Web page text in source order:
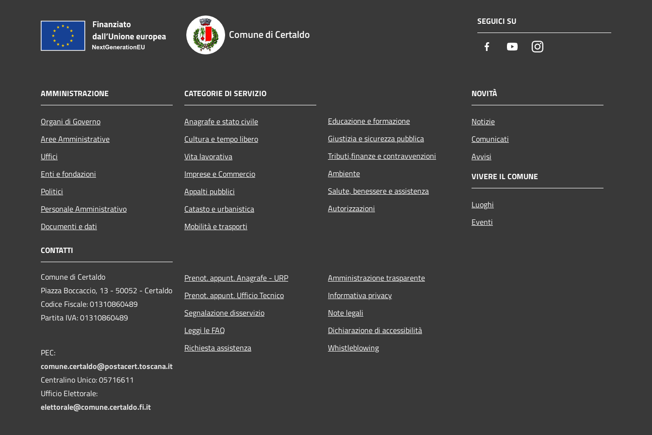
Comune di Certaldo
SEGUICI SU
Facebook YoutubeInstagram
AMMINISTRAZIONE
Organi di Governo
Aree Amministrative
Uffici
Enti e fondazioni
Politici
Personale Amministrativo
Documenti e dati
CATEGORIE DI SERVIZIO
Anagrafe e stato civile
Cultura e tempo libero
Vita lavorativa
Imprese e Commercio
Appalti pubblici
Catasto e urbanistica
Mobilità e trasporti
Educazione e formazione
Giustizia e sicurezza pubblica
Tributi,finanze e contravvenzioni
Ambiente
Salute, benessere e assistenza
Autorizzazioni
NOVITÀ
Notizie
Comunicati
Avvisi
VIVERE IL COMUNE
Luoghi
Eventi
CONTATTI
Comune di Certaldo
Piazza Boccaccio, 13 - 50052 - Certaldo
Codice Fiscale: 01310860489
Partita IVA: 01310860489
PEC:
comune.certaldo@postacert.toscana.it
Centralino Unico: 05716611
Ufficio Elettorale:
elettorale@comune.certaldo.fi.it
Prenot. appunt. Anagrafe - URP
Prenot. appunt. Ufficio Tecnico
Segnalazione disservizio
Leggi le FAQ
Richiesta assistenza
Amministrazione trasparente
Informativa privacy
Note legali
Dichiarazione di accessibilità
Whistleblowing